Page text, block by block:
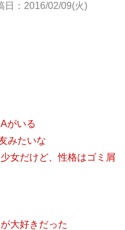
日：2016/02/09(火)
がいる
みたいな
女だけど、性格はゴミ屑
大好きだった